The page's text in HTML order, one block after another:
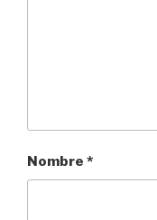
Nombre *